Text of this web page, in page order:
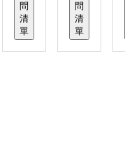
問
清
單
問
清
單